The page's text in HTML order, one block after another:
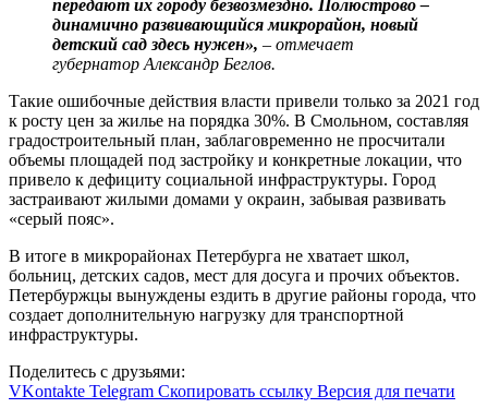
передают их городу безвозмездно. Полюстрово –
динамично развивающийся микрорайон, новый
детский сад здесь нужен», – отмечает
губернатор Александр Беглов.
Такие ошибочные действия власти привели только за 2021 год
к росту цен за жилье на порядка 30%. В Смольном, составляя
градостроительный план, заблаговременно не просчитали
объемы площадей под застройку и конкретные локации, что
привело к дефициту социальной инфраструктуры. Город
застраивают жилыми домами у окраин, забывая развивать
«серый пояс».
В итоге в микрорайонах Петербурга не хватает школ,
больниц, детских садов, мест для досуга и прочих объектов.
Петербуржцы вынуждены ездить в другие районы города, что
создает дополнительную нагрузку для транспортной
инфраструктуры.
Поделитесь с друзьями:
VKontakte Telegram Скопировать ссылку Версия для печати